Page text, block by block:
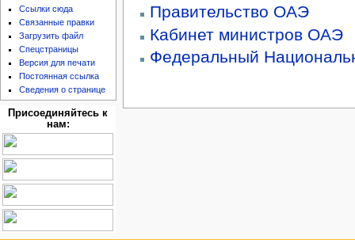
Правительство ОАЭ
Кабинет министров ОАЭ
Федеральный
Ссылки сюда
Связанные правки
Загрузить файл
Спецстраницы
Версия для печати
Постоянная ссылка
Сведения о странице
Присоединяйтесь к
нам: